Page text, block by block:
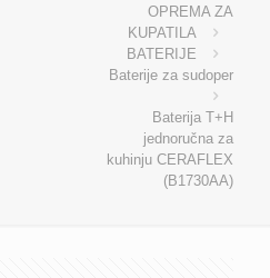
OPREMA ZA
KUPATILA
BATERIJE
Baterije za sudoper
Baterija T+H
jednoručna za
kuhinju CERAFLEX
(B1730AA)